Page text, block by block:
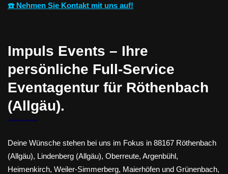
☎️ Nehmen Sie Kontakt mit uns auf!
Impuls Events – Ihre
persönliche Full-Service
Eventagentur für Röthenbach
(Allgäu).
Deine Wünsche stehen bei uns im Fokus in 88167 Röthenbach
(Allgäu), Lindenberg (Allgäu), Oberreute, Argenbühl,
Heimenkirch, Weiler-Simmerberg, Maierhöfen und Grünenbach,